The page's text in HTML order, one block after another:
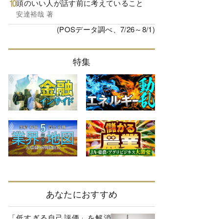
頭のいい人が話す前に考えていること
安達裕哉 著
(POSデータ調べ、7/26～8/1)
特集
あなたにおすすめ